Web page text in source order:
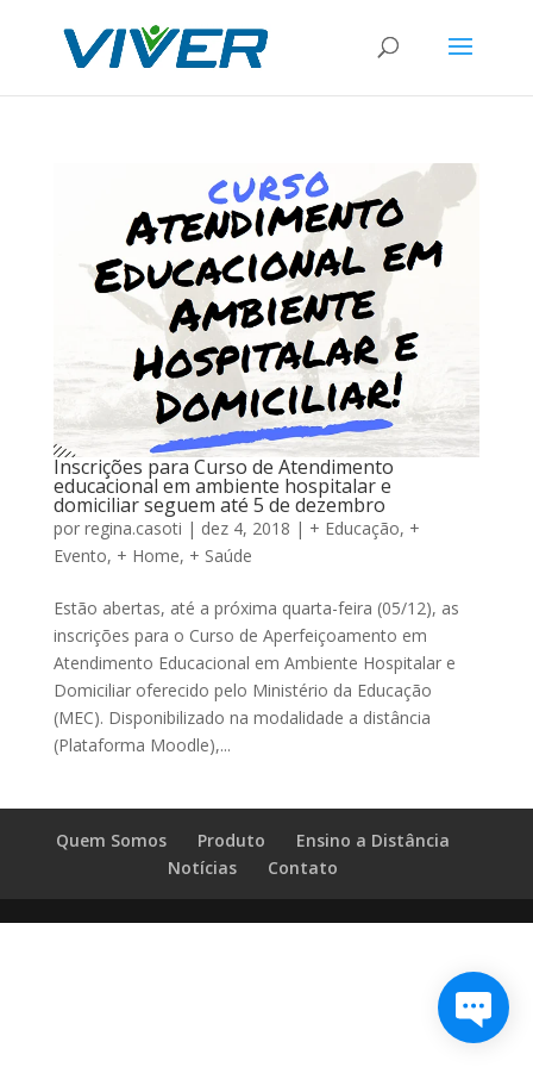
Inscrições para Curso de Atendimento
educacional em ambiente hospitalar e
domiciliar seguem até 5 de dezembro
por regina.casoti | dez 4, 2018 | + Educação, +
Evento, + Home, + Saúde
Estão abertas, até a próxima quarta-feira (05/12), as
inscrições para o Curso de Aperfeiçoamento em
Atendimento Educacional em Ambiente Hospitalar e
Domiciliar oferecido pelo Ministério da Educação
(MEC). Disponibilizado na modalidade a distância
(Plataforma Moodle),...
Quem Somos Produto
Ensino a Distância
Notícias
Contato